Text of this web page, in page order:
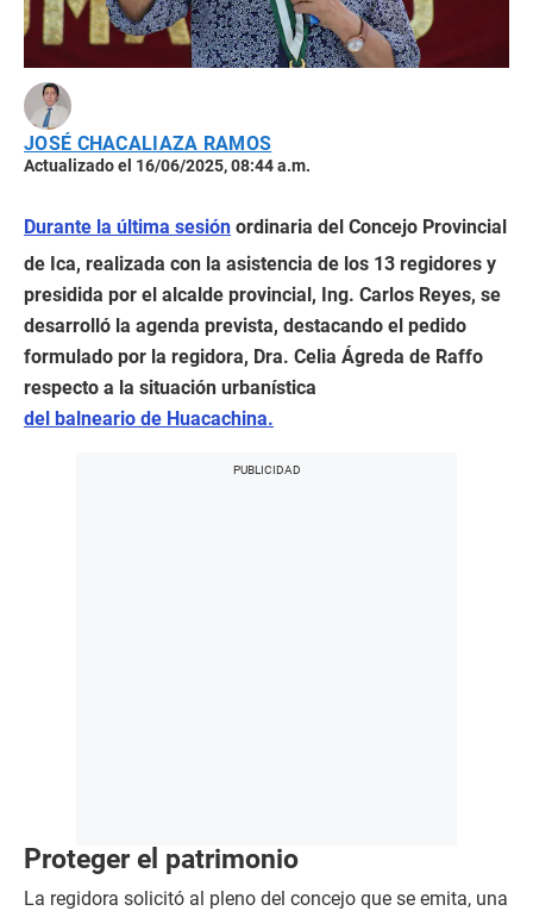
JOSÉ CHACALIAZA RAMOS
Actualizado el 16/06/2025, 08:44 a.m.
Durante la última sesión ordinaria del Concejo Provincial
de Ica, realizada con la asistencia de los 13 regidores y
presidida por el alcalde provincial, Ing. Carlos Reyes, se
desarrolló la agenda prevista, destacando el pedido
formulado por la regidora, Dra. Celia Ágreda de Raffo
respecto a la situación urbanística
del balneario de Huacachina.
Proteger el patrimonio
La regidora solicitó al pleno del concejo que se emita, una